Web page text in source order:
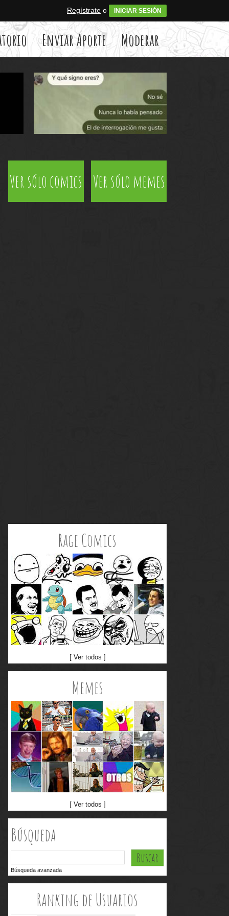
Regístrate o INICIAR SESIÓN
Enviar Aporte Moderar
Ver sólo comics Ver sólo memes
Rage Comics
[ Ver todos ]
Memes
[ Ver todos ]
Búsqueda
Búsqueda avanzada
Ranking de Usuarios